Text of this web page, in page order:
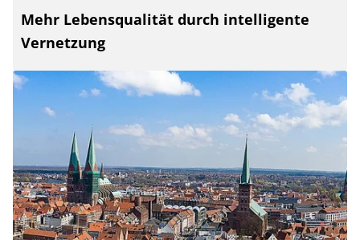
Mehr Lebensqualität durch intelligente
Vernetzung